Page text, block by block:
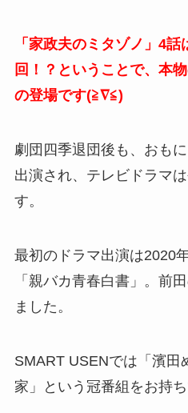
「家政夫のミタゾノ」4
回！？ということで、本
の登場です(≧∇≦)
劇団四季退団後も、おも
出演され、テレビドラマ
す。
最初のドラマ出演は2020
「親バカ青春白書」。前
ました。
SMART USENでは「濱田
家」という冠番組をお持